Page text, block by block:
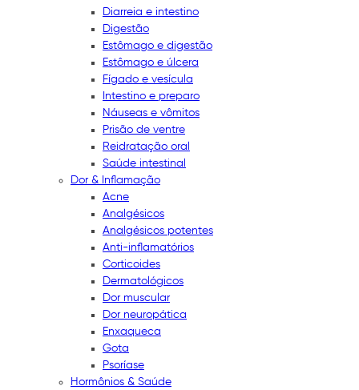
Diarreia e intestino
Digestão
Estômago e digestão
Estômago e úlcera
Fígado e vesícula
Intestino e preparo
Náuseas e vômitos
Prisão de ventre
Reidratação oral
Saúde intestinal
Dor & Inflamação
Acne
Analgésicos
Analgésicos potentes
Anti-inflamatórios
Corticoides
Dermatológicos
Dor muscular
Dor neuropática
Enxaqueca
Gota
Psoríase
Hormônios & Saúde